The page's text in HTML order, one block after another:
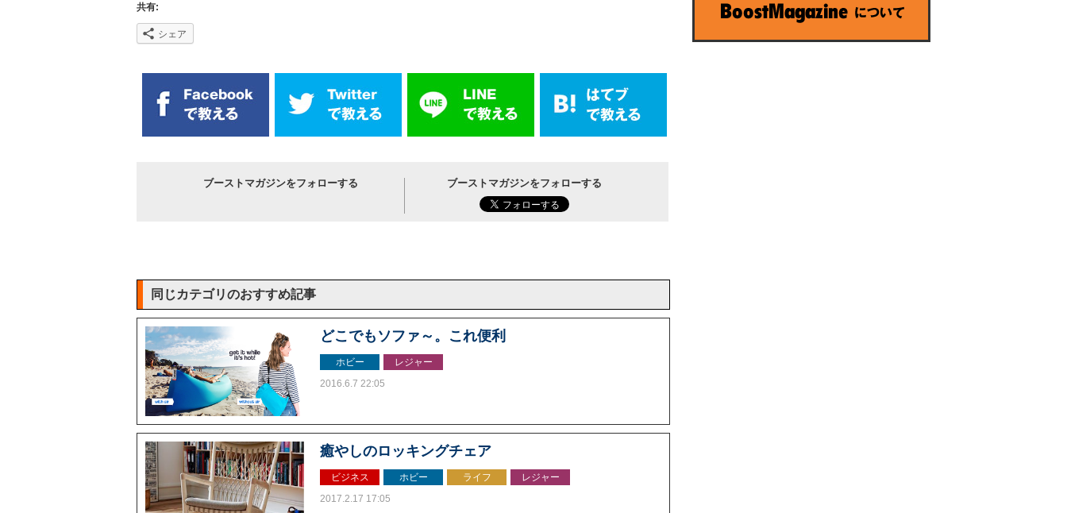
共有:
シェア
ブーストマガジンをフォローする ブーストマガジンをフォローする
同じカテゴリのおすすめ記事
どこでもソファ～。これ便利
ホビー
レジャー
2016.6.7 22:05
癒やしのロッキングチェア
ビジネス ホビー ライフ
レジャー
2017.2.17 17:05